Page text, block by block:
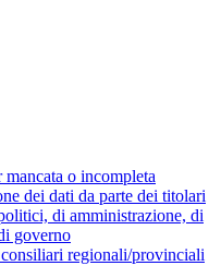
mancata o incompleta
dei dati da parte dei titolari
di amministrazione, di
governo
regionali/provinciali